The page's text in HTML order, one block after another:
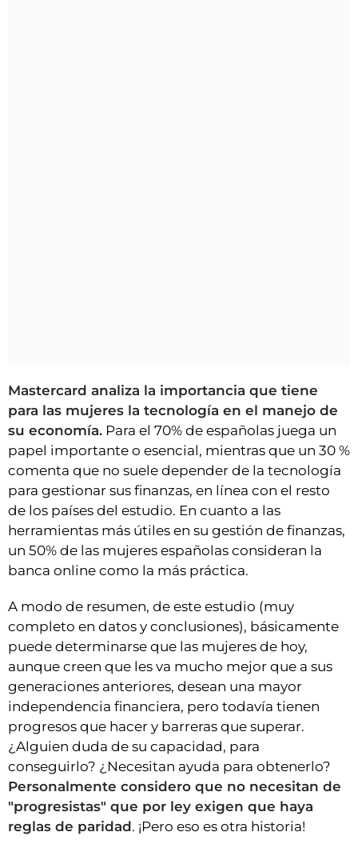
Mastercard analiza la importancia que tiene
para las mujeres la tecnología en el manejo de
su economía. Para el 70% de españolas juega un
papel importante o esencial, mientras que un 30 %
comenta que no suele depender de la tecnología
para gestionar sus finanzas, en línea con el resto
de los países del estudio. En cuanto a las
herramientas más útiles en su gestión de finanzas,
un 50% de las mujeres españolas consideran la
banca online como la más práctica.
A modo de resumen, de este estudio (muy
completo en datos y conclusiones), básicamente
puede determinarse que las mujeres de hoy,
aunque creen que les va mucho mejor que a sus
generaciones anteriores, desean una mayor
independencia financiera, pero todavía tienen
progresos que hacer y barreras que superar.
¿Alguien duda de su capacidad, para
conseguirlo? ¿Necesitan ayuda para obtenerlo?
Personalmente considero que no necesitan de
"progresistas" que por ley exigen que haya
reglas de paridad. ¡Pero eso es otra historia!